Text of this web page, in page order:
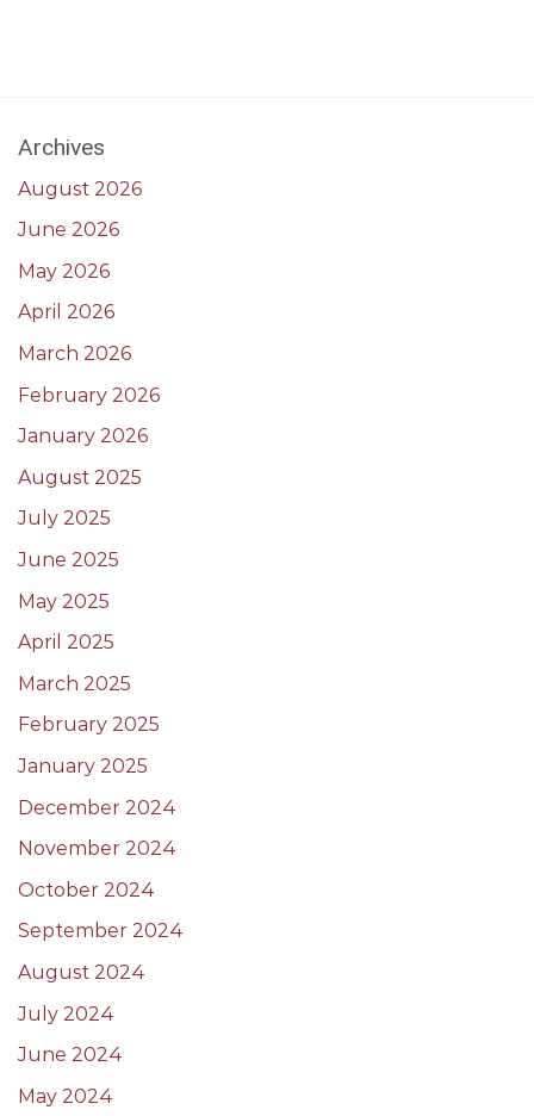
Archives
August 2026
June 2026
May 2026
April 2026
March 2026
February 2026
January 2026
August 2025
July 2025
June 2025
May 2025
April 2025
March 2025
February 2025
January 2025
December 2024
November 2024
October 2024
September 2024
August 2024
July 2024
June 2024
May 2024